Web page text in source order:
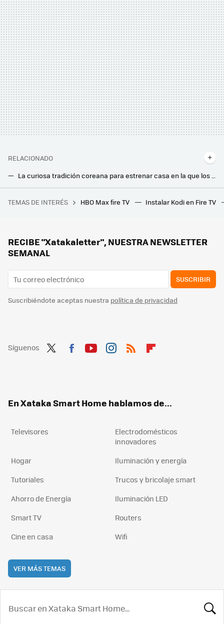
RELACIONADO
La curiosa tradición coreana para estrenar casa en la que los invitados son, por un momento, también los dueños
La casa perfecta para olvidarse del mundo está en España, colgada sobre el mar pero no se reserva por Internet, sino con papel y boli
Siete días de ofertas en móviles de gama alta: MediaMarkt empieza nueva promo con teléfonos como el Galaxy S26 Ultra, el Pixel 10 y más
TEMAS DE INTERÉS HBO Max fire TV Instalar Kodi en Fire TV
RECIBE "Xatakaletter", NUESTRA NEWSLETTER
SEMANAL
SUSCRIBIR
Suscribiéndote aceptas nuestra política de privacidad
Síguenos
En Xataka Smart Home hablamos de...
Televisores
Electrodomésticos
innovadores
Hogar
Iluminación y energía
Tutoriales
Trucos y bricolaje smart
Ahorro de Energía
Iluminación LED
Smart TV
Routers
Cine en casa
Wifi
VER MÁS TEMAS